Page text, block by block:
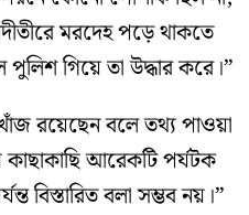
মরদেহ পড়ে থাকতে
পুলিশ গিয়ে তা উদ্ধার করে।”
রয়েছেন বলে তথ্য পাওয়া
আরেকটি পর্যটক
বিস্তারিত বলা সম্ভব নয়।”